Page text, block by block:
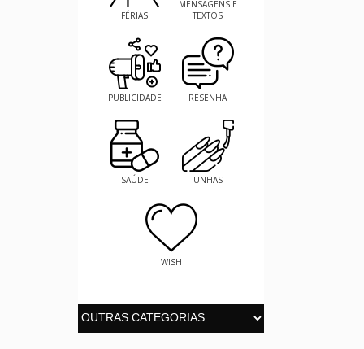
FÉRIAS
MENSAGENS E
TEXTOS
PUBLICIDADE RESENHA
SAÚDE UNHAS
WISH